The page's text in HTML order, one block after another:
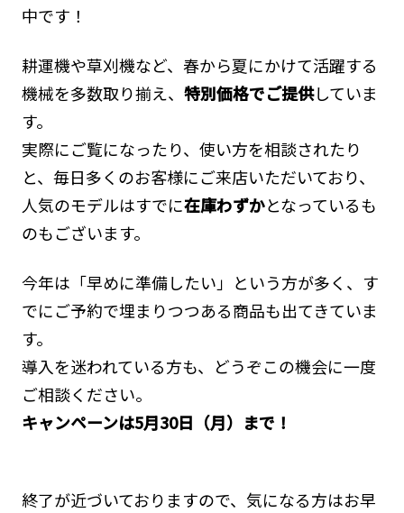
中です！
耕運機や草刈機など、春から夏にかけて活躍する
機械を多数取り揃え、 特別価格でご提供していま
す。
実際にご覧になったり、使い方を相談されたり
と、毎日多くのお客様にご来店いただいており、
人気のモデルはすでに在庫わずかとなっているも
のもございます。
今年は「早めに準備したい」という方が多く、す
でにご予約で埋まりつつある商品も出てきていま
す。
導入を迷われている方も、どうぞこの機会に一度
ご相談ください。
キャンペーンは5月30日（月）まで！
終了が近づいておりますので、気になる方はお早